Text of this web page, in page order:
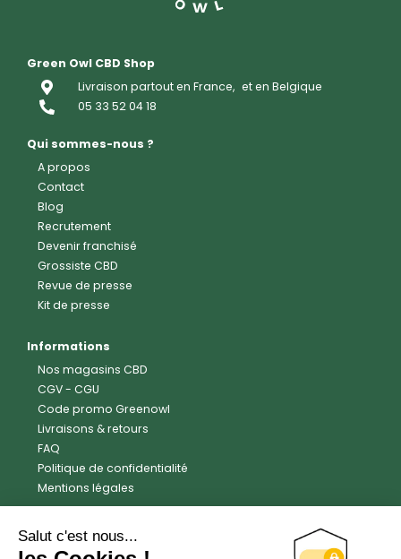
Green Owl CBD Shop
Livraison partout en France, et en Belgique
05 33 52 04 18
Qui sommes-nous ?
A propos
Contact
Blog
Recrutement
Devenir franchisé
Grossiste CBD
Revue de presse
Kit de presse
Informations
Nos magasins CBD
CGV- CGU
Code promo Greenowl
Livraisons & retours
FAQ
Politique de confidentialité
Mentions légales
Avis clients